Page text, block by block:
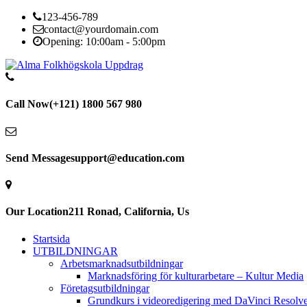
123-456-789
contact@yourdomain.com
Opening: 10:00am - 5:00pm
Call Now(+121) 1800 567 980
Send Messagesupport@education.com
Our Location211 Ronad, California, Us
Startsida
UTBILDNINGAR
Arbetsmarknadsutbildningar
Marknadsföring för kulturarbetare – Kultur Media
Företagsutbildningar
Grundkurs i videoredigering med DaVinci